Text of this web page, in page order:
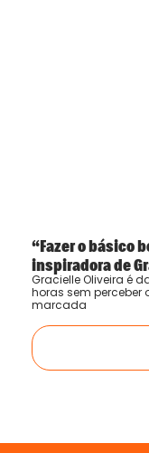
“Fazer o básico
inspiradora de
Gracielle Oliveira é
horas sem perceber
marcada